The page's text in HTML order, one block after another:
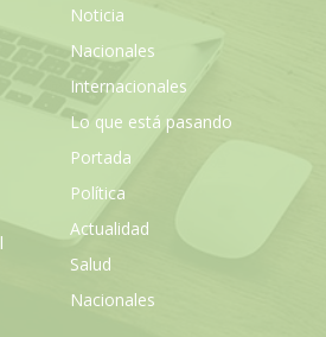
Noticia
Nacionales
Internacionales
Lo que está pasando
Portada
Política
Actualidad
Salud
Nacionales